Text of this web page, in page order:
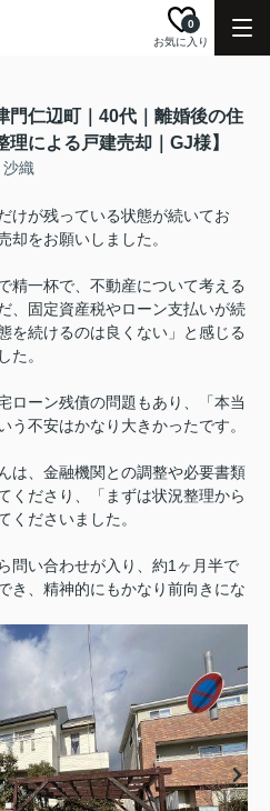
お気に入り
0
門仁辺町｜40代｜離婚後の住
理による戸建売却｜GJ様】
沙織
けが残っている状態が続いてお
却をお願いしました。
精一杯で、不動産について考える
、固定資産税やローン支払いが続
を続けるのは良くない」と感じる
た。
ローン残債の問題もあり、「本当
う不安はかなり大きかったです。
は、金融機関との調整や必要書類
くださり、「まずは状況整理から
くださいました。
問い合わせが入り、約1ヶ月半で
き、精神的にもかなり前向きにな